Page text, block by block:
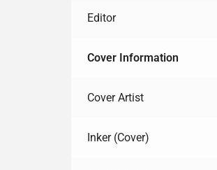
Editor
Cover Information
Cover Artist
Inker (Cover)